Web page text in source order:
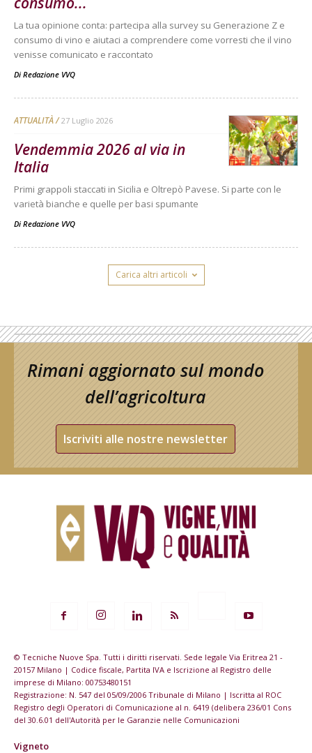
La tua opinione conta: partecipa alla survey su Generazione Z e
consumo di vino e aiutaci a comprendere come vorresti che il vino
venisse comunicato e raccontato
Di Redazione VVQ
ATTUALITÀ 27 Luglio 2026
Vendemmia 2026 al via in
Italia
Primi grappoli staccati in Sicilia e Oltrepò Pavese. Si parte con le
varietà bianche e quelle per basi spumante
Di Redazione VVQ
Carica altri articoli
Rimani aggiornato sul mondo
dell’agricoltura
Iscriviti alle nostre newsletter
© Tecniche Nuove Spa. Tutti i diritti riservati. Sede legale Via Eritrea 21 -
20157 Milano | Codice fiscale, Partita IVA e Iscrizione al Registro delle
imprese di Milano: 00753480151
Registrazione: N. 547 del 05/09/2006 Tribunale di Milano | Iscritta al ROC
Registro degli Operatori di Comunicazione al n. 6419 (delibera 236/01 Cons
del 30.6.01 dell'Autorità per le Garanzie nelle Comunicazioni
Vigneto